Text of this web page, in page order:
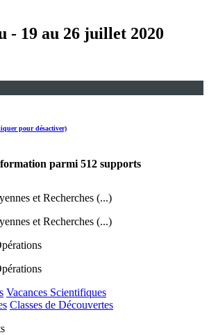
- 19 au 26 juillet 2020
pour désactiver)
parmi 512 supports
et Recherches (...)
et Recherches (...)
Vacances Scientifiques
Classes de Découvertes